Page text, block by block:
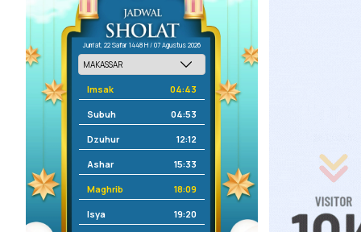
Jum'at, 22 Safar 1448 H / 07 Agustus 2026
Imsak 04:43
Subuh 04:53
Dzuhur 12:12
Ashar 15:33
Maghrib 18:09
Isya 19:20